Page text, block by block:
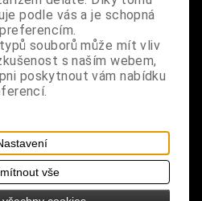
Vonná svíčka After
podle vás a je schopná
souborů může mít vliv
s naším webem,
poskytnout vám nabídku
vše